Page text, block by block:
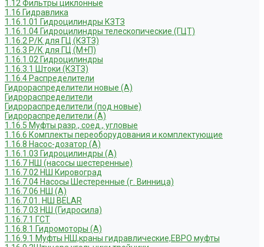
1.12 Фильтры циклонные
1.16 Гидравлика
1.16.1.01 Гидроцилиндры КЗТЗ
1.16.1.04 Гидроцилиндры телескопические (ГЦТ)
1.16.2 Р/К для ГЦ (КЗТЗ)
1.16.3 Р/К для ГЦ (М+П)
1.16.1.02 Гидроцилиндры
1.16.3.1 Штоки (КЗТЗ)
1.16.4 Распределители
Гидрораспределители новые (А)
Гидрораспределители
Гидрораспределители (под новые)
Гидрораспределители (А)
1.16.5 Муфты разр., соед., угловые
1.16.6 Комплекты переоборудования и комплектующие
1.16.8 Насос-дозатор (А)
1.16.1.03 Гидроцилиндры (А)
1.16.7 НШ (насосы шестеренные)
1.16.7.02 НШ Кировоград
1.16.7.04 Насосы Шестеренные (г. Винница)
1.16.7.06 НШ (А)
1.16.7.01. НШ BELAR
1.16.7.03 НШ (Гидросила)
1.16.7.1 ГСТ
1.16.8.1 Гидромоторы (А)
1.16.9.1 Муфты НШ,краны гидравлические,ЕВРО муфты